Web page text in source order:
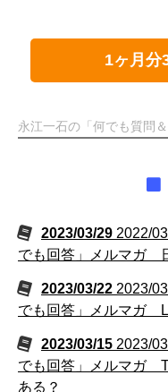
1ヶ月分
永江一石の「何でも質問
2023/03/29 2022/
でも回答」メルマガ
2023/03/22 2023/
でも回答」メルマガ
2023/03/15 2023/
でも回答」メルマガ
ある？